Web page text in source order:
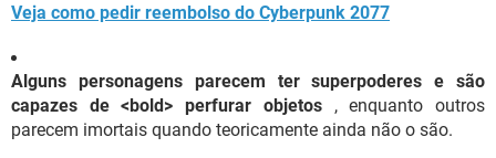
Veja como pedir reembolso do Cyberpunk 2077
Alguns personagens parecem ter superpoderes e são
capazes de <bold> perfurar objetos, enquanto outros
parecem imortais quando teoricamente ainda não o são.